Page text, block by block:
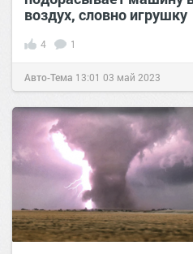
воздух, словно игрушку
4 1
Авто-Тема 13:01 03 май 2023